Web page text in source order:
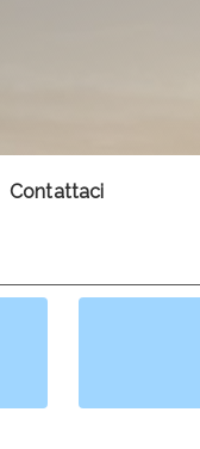
Contattaci